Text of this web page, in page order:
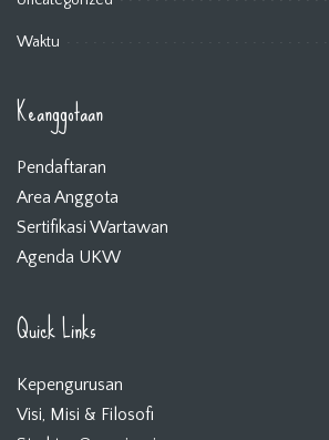
Waktu
Keanggotaan
Pendaftaran
Area Anggota
Sertifikasi Wartawan
Agenda UKW
Quick Links
Kepengurusan
Visi, Misi & Filosofi